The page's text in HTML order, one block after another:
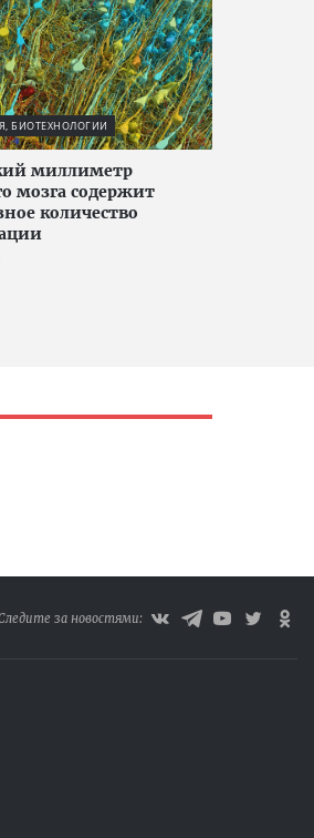
БИОТЕХНОЛОГИИ
миллиметр
мозга содержит
количество
за новостями: